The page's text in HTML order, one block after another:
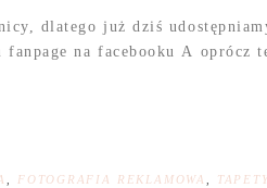
dlatego już dziś
na facebooku A
, FOTOGRAFIA REKLAMOWA ,